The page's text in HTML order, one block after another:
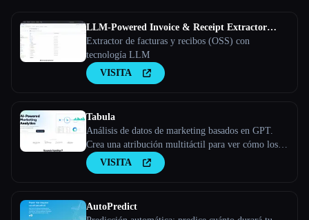
LLM-Powered Invoice & Receipt Extractor
(OSS)
Extractor de facturas y recibos (OSS) con
tecnología LLM
VISITA
Tabula
Análisis de datos de marketing basados en GPT.
Crea una atribución multitáctil para ver cómo los
diferentes canales de marketing trabajan juntos para
convertir clientes potenciales en clientes
VISITA
AutoPredict